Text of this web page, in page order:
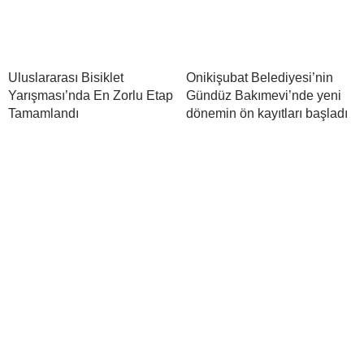
Uluslararası Bisiklet
Yarışması’nda En Zorlu Etap
Tamamlandı
Onikişubat Belediyesi’nin
Gündüz Bakımevi’nde yeni
dönemin ön kayıtları başladı